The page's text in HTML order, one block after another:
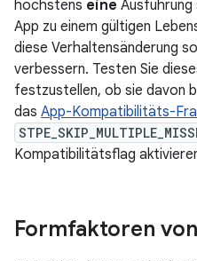
höchstens eine
App zu einem gültigen
diese Verhaltensänderung
verbessern. Testen Sie
festzustellen, ob sie davon
das App-Kompatibilitäts-
Kompatibilitätsflag
Formfaktoren